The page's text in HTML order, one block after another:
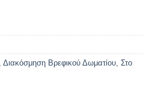
Διακόσμηση Βρεφικού Δωματίου Στο